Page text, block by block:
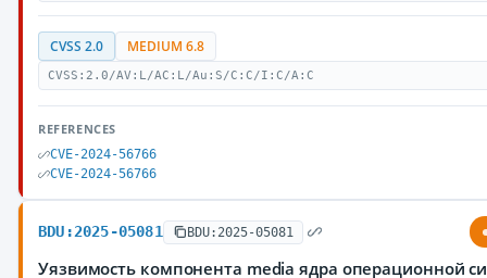
CVSS 2.0 MEDIUM 6.8
CVSS:2.0/AV:L/AC:L/Au:S/C:C/I:C/A:C
REFERENCES
CVE-2024-56766
CVE-2024-56766
BDU:2025-05081 BDU:2025-05081
Уязвимость компонента media ядра операционной